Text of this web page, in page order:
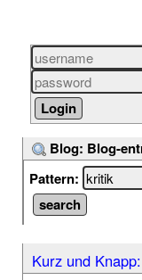
Blog: Blog-
Pattern:
Kurz und